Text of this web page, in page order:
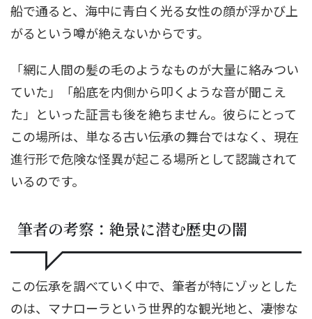
船で通ると、海中に青白く光る女性の顔が浮かび上
がるという噂が絶えないからです。
「網に人間の髪の毛のようなものが大量に絡みつい
ていた」「船底を内側から叩くような音が聞こえ
た」といった証言も後を絶ちません。彼らにとって
この場所は、単なる古い伝承の舞台ではなく、現在
進行形で危険な怪異が起こる場所として認識されて
いるのです。
筆者の考察：絶景に潜む歴史の闇
この伝承を調べていく中で、筆者が特にゾッとした
のは、マナローラという世界的な観光地と、凄惨な